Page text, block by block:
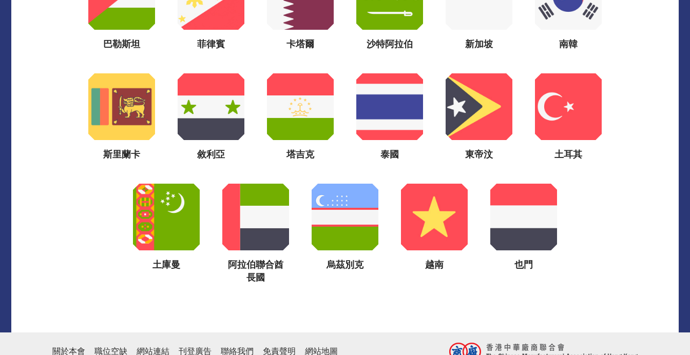
巴勒斯坦 菲律賓 卡塔爾 沙特阿拉伯 新加坡 南韓
斯里蘭卡 敘利亞 塔吉克 泰國 東帝汶 土耳其
土庫曼
阿拉伯聯合酋
長國
烏茲別克 越南 也門
關於本會 職位空缺 網站連結 刊登廣告 聯絡我們 免責聲明 網站地圖